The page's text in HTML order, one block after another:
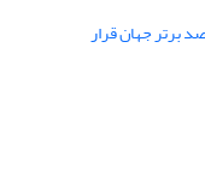
برتر جهان قرار